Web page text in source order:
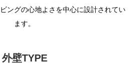
ングの心地よさを中心に設計されてい
ます。
外壁TYPE